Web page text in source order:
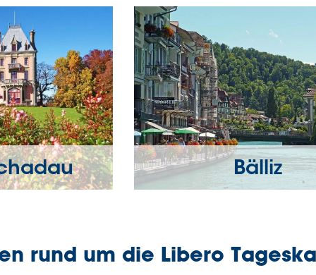
Bälliz
rund um die Libero